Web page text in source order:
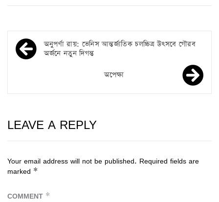
অনুপর্ণা রায়: ভেনিস আন্তর্জাতিক চলচ্চিত্র উৎসবে গৌরব
অর্জনে নতুন দিগন্ত
অপেক্ষা
LEAVE A REPLY
Your email address will not be published. Required fields are
marked *
COMMENT *